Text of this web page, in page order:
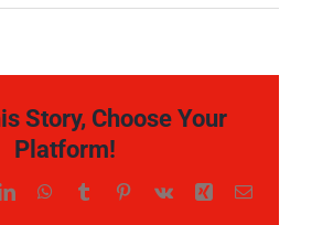
Latte
Story, Choose Your
Platform!
LinkedInWhatsApp
TumblrPinterest
Vk Xing Email